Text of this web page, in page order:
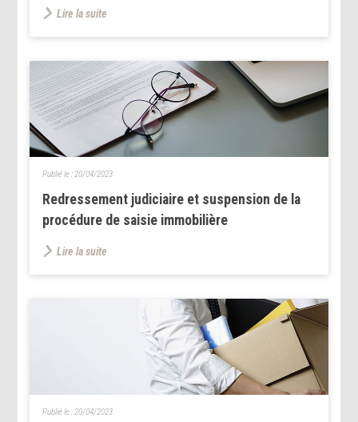
Lire la suite
Redressement judiciaire et suspension de la
procédure de saisie immobilière
Publié le : 20/04/2023
Lire la suite
Publié le : 20/04/2023